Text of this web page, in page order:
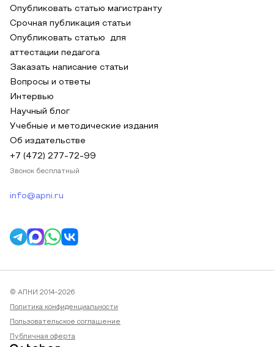
Опубликовать статью магистранту
Срочная публикация статьи
Опубликовать статью для
аттестации педагога
Заказать написание статьи
Вопросы и ответы
Интервью
Научный блог
Учебные и методические издания
Об издательстве
+7 (472) 277-72-99
Звонок бесплатный
info@apni.ru
© АПНИ 2014-2026
Политика конфиденциальности
Пользовательское соглашение
Публичная оферта